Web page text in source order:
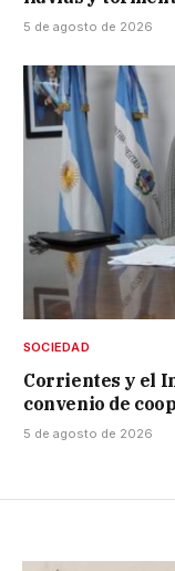
5 de agosto de 2026
SOCIEDAD
Corrientes y el
convenio de
5 de agosto de 2026